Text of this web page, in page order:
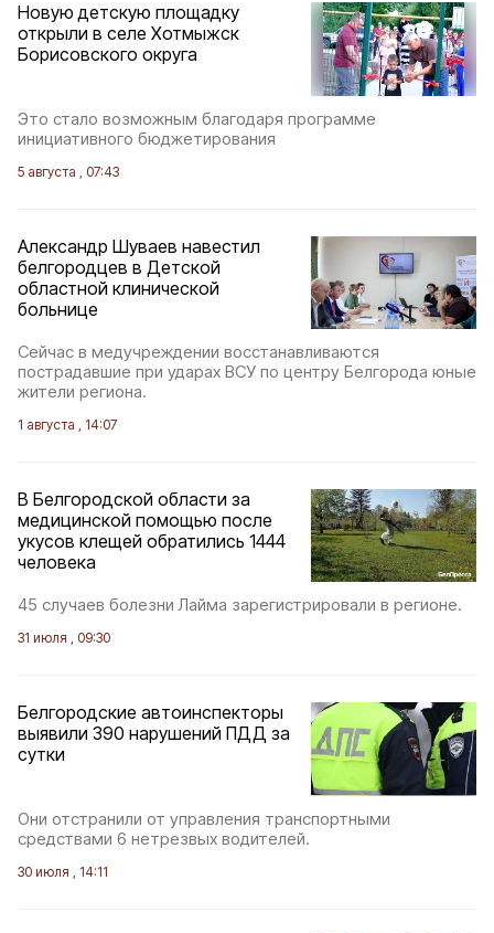
Новую детскую площадку
открыли в селе Хотмыжск
Борисовского округа
Это стало возможным благодаря программе
инициативного бюджетирования
5 августа , 07:43
Александр Шуваев навестил
белгородцев в Детской
областной клинической
больнице
Сейчас в медучреждении восстанавливаются
пострадавшие при ударах ВСУ по центру Белгорода юные
жители региона.
1 августа , 14:07
В Белгородской области за
медицинской помощью после
укусов клещей обратились 1444
человека
45 случаев болезни Лайма зарегистрировали в регионе.
31 июля , 09:30
Белгородские автоинспекторы
выявили 390 нарушений ПДД за
сутки
Они отстранили от управления транспортными
средствами 6 нетрезвых водителей.
30 июля , 14:11